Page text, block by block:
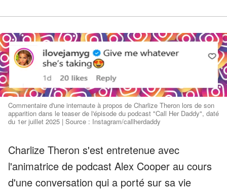
Commentaire d'une internaute à propos de Charlize Theron lors de son
apparition dans le teaser de l'épisode du podcast "Call Her Daddy", daté
du 1er juillet 2025 | Source : Instagram/callherdaddy
Charlize Theron s'est entretenue avec
l'animatrice de podcast Alex Cooper au cours
d'une conversation qui a porté sur sa vie